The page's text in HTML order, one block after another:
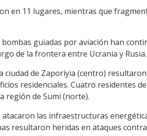
en 11 lugares, mientras que
guiadas por aviación han
de la frontera entre Ucrania y Rusia.
ciudad de Zaporiyia (centro)
residenciales. Cuatro residentes
región de Sumi (norte).
las infraestructuras
resultaron heridas en ataques